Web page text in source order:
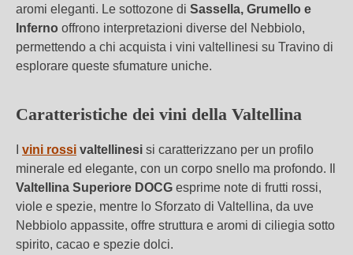
aromi eleganti. Le sottozone di Sassella, Grumello e
Inferno offrono interpretazioni diverse del Nebbiolo,
permettendo a chi acquista i vini valtellinesi su Travino di
esplorare queste sfumature uniche.
Caratteristiche dei vini della Valtellina
vini rossi valtellinesi si caratterizzano per un profilo
minerale ed elegante, con un corpo snello ma profondo. Il
Valtellina Superiore DOCG esprime note di frutti rossi,
viole e spezie, mentre lo Sforzato di Valtellina, da uve
Nebbiolo appassite, offre struttura e aromi di ciliegia sotto
spirito, cacao e spezie dolci.